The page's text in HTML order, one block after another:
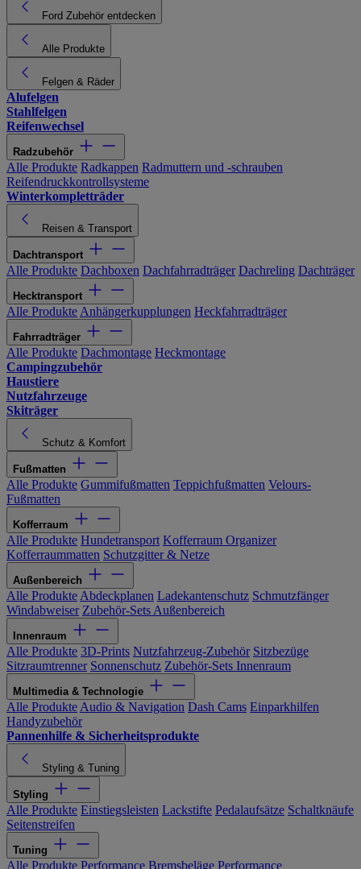
Ford Zubehör entdecken
Alle Produkte
Felgen & Räder
Alufelgen
Stahlfelgen
Reifenwechsel
Radzubehör
Alle Produkte Radkappen Radmuttern und -schrauben
Reifendruckkontrollsysteme
Winterkompletträder
Reisen & Transport
Dachtransport
Alle Produkte Dachboxen Dachfahrradträger Dachreling Dachträger
Hecktransport
Alle Produkte Anhängerkupplungen Heckfahrradträger
Fahrradträger
Alle Produkte Dachmontage Heckmontage
Campingzubehör
Haustiere
Nutzfahrzeuge
Skiträger
Schutz & Komfort
Fußmatten
Alle Produkte Gummifußmatten Teppichfußmatten Velours-
Fußmatten
Kofferraum
Alle Produkte Hundetransport Kofferraum Organizer
Kofferraummatten Schutzgitter & Netze
Außenbereich
Alle Produkte Abdeckplanen Ladekantenschutz Schmutzfänger
Windabweiser Zubehör-Sets Außenbereich
Innenraum
Alle Produkte 3D-Prints Nutzfahrzeug-Zubehör Sitzbezüge
Sitzraumtrenner Sonnenschutz Zubehör-Sets Innenraum
Multimedia & Technologie
Alle Produkte Audio & Navigation Dash Cams Einparkhilfen
Handyzubehör
Pannenhilfe & Sicherheitsprodukte
Styling & Tuning
Styling
Alle Produkte Einstiegsleisten Lackstifte Pedalaufsätze Schaltknäufe
Seitenstreifen
Tuning
Alle Produkte Performance Bremsbeläge Performance